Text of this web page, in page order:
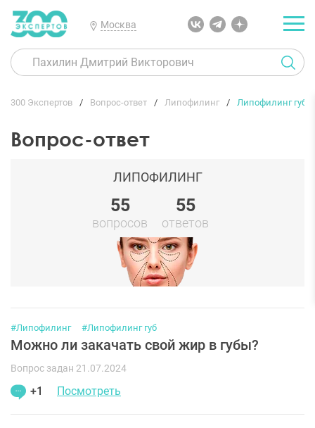
Москва
300 Экспертов Вопрос-ответ Липофилинг Липофилинг губ
Вопрос-ответ
ЛИПОФИЛИНГ
55
вопросов
55
ответов
#Липофилинг #Липофилинг губ
Можно ли закачать свой жир в губы?
Вопрос задан 21.07.2024
+1 Посмотреть